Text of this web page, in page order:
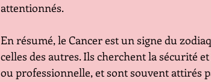
attentionnés.
En résumé, le Cancer est un signe du
celles des autres. Ils cherchent la sécurité
ou professionnelle, et sont souvent attirés